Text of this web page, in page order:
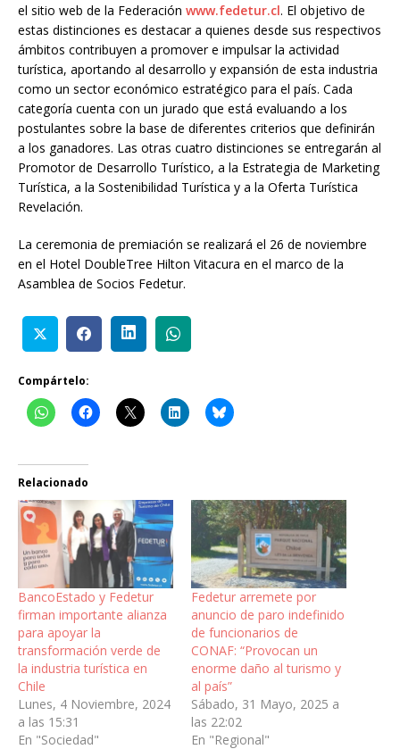
el sitio web de la Federación www.fedetur.cl. El objetivo de
estas distinciones es destacar a quienes desde sus respectivos
ámbitos contribuyen a promover e impulsar la actividad
turística, aportando al desarrollo y expansión de esta industria
como un sector económico estratégico para el país. Cada
categoría cuenta con un jurado que está evaluando a los
postulantes sobre la base de diferentes criterios que definirán
a los ganadores. Las otras cuatro distinciones se entregarán al
Promotor de Desarrollo Turístico, a la Estrategia de Marketing
Turística, a la Sostenibilidad Turística y a la Oferta Turística
Revelación.
La ceremonia de premiación se realizará el 26 de noviembre
en el Hotel DoubleTree Hilton Vitacura en el marco de la
Asamblea de Socios Fedetur.
Compártelo:
Relacionado
BancoEstado y Fedetur
firman importante alianza
para apoyar la
transformación verde de
la industria turística en
Chile
Lunes, 4 Noviembre, 2024
a las 15:31
En "Sociedad"
Fedetur arremete por
anuncio de paro indefinido
de funcionarios de
CONAF: “Provocan un
enorme daño al turismo y
al país”
Sábado, 31 Mayo, 2025 a
las 22:02
En "Regional"